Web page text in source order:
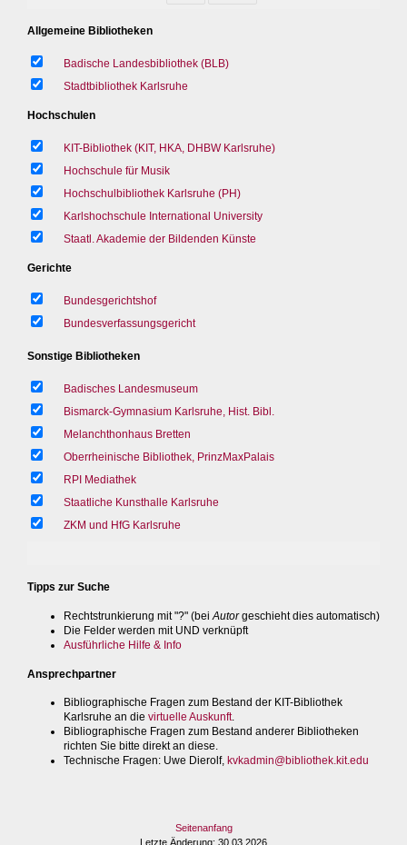
Allgemeine Bibliotheken
Badische Landesbibliothek (BLB)
Stadtbibliothek Karlsruhe
Hochschulen
KIT-Bibliothek (KIT, HKA, DHBW Karlsruhe)
Hochschule für Musik
Hochschulbibliothek Karlsruhe (PH)
Karlshochschule International University
Staatl. Akademie der Bildenden Künste
Gerichte
Bundesgerichtshof
Bundesverfassungsgericht
Sonstige Bibliotheken
Badisches Landesmuseum
Bismarck-Gymnasium Karlsruhe, Hist. Bibl.
Melanchthonhaus Bretten
Oberrheinische Bibliothek, PrinzMaxPalais
RPI Mediathek
Staatliche Kunsthalle Karlsruhe
ZKM und HfG Karlsruhe
Tipps zur Suche
Rechtstrunkierung mit "?" (bei Autorgeschieht dies automatisch)
Die Felder werden mit UND verknüpft
Ausführliche Hilfe & Info
Ansprechpartner
Bibliographische Fragen zum Bestand der KIT-Bibliothek
Karlsruhe an die virtuelle Auskunft.
Bibliographische Fragen zum Bestand anderer Bibliotheken
richten Sie bitte direkt an diese.
Technische Fragen: Uwe Dierolf, kvkadmin@bibliothek.kit.edu
Seitenanfang
Letzte Änderung: 30.03.2026